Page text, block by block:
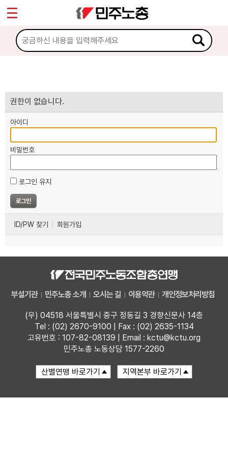
권한이 없습니다.
아이디
비밀번호
로그인 유지
ID/PW 찾기 회원가입
부설기관 민주노총 소개 오시는 길 이용약관 개인정보처리방침
(우) 04518 서울특별시 중구 정동길 3 경향신문사 14층
Tel : (02) 2670-9100 | Fax : (02) 2635-1134
고유번호 : 107-82-08139 | Email : kctu@kctu.org
민주노총 노동상담 1577-2260
마이페이지
소개
노동상담
자료
부설기관
업무